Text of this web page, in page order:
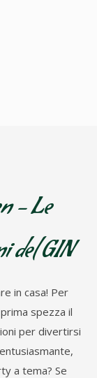
- Le
del GIN
in casa! Per
spezza il
per divertirsi
a tema? Se